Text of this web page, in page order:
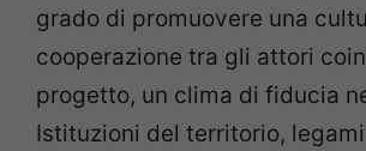
grado di promuovere una
cooperazione tra gli attori
progetto, un clima di fiducia
Istituzioni del territorio, legami